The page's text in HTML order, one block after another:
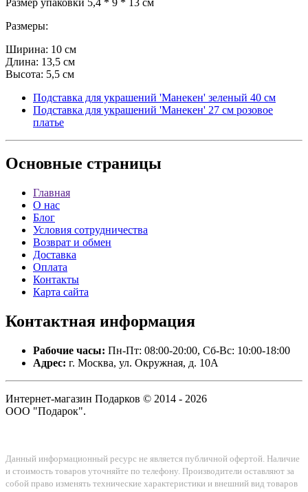
Размеры:
Ширина: 10 см
Длина: 13,5 см
Высота: 5,5 см
Подставка для украшений 'Манекен' зеленый 40 см
Подставка для украшений 'Манекен' 27 см розовое
платье
Основные страницы
Главная
О нас
Блог
Условия сотрудничества
Возврат и обмен
Доставка
Оплата
Контакты
Карта сайта
Контактная информация
Рабочие часы: Пн-Пт: 08:00-20:00, Сб-Вс: 10:00-18:00
Адрес: г. Москва, ул. Окружная, д. 10А
Интернет-магазин Подарков © 2014 - 2026
ООО "Подарок".
Данный информационный ресурс не является публичной офертой. Наличие
и стоимость товаров уточняйте по телефону. Производители оставляют за
собой право изменять технические характеристики и внешний вид товаров